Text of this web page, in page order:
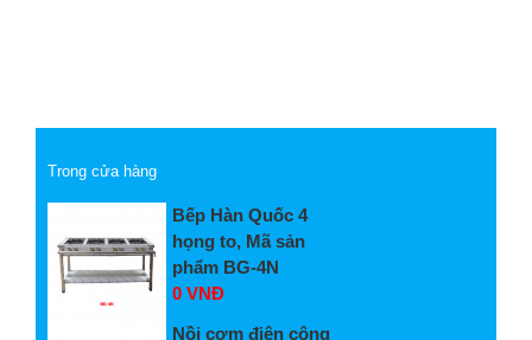
Trong cửa hàng
Bếp Hàn Quốc 4
họng to, Mã sản
phẩm BG-4N
0 VNĐ
Nồi cơm điện công